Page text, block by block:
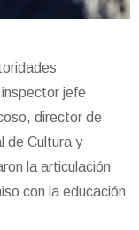
jefe
director de
de Cultura y
la articulación
con la educación